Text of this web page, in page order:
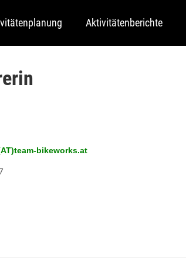
Aktivitätenberichte
bikeworks.at